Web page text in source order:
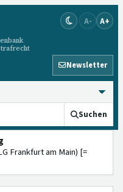
A- A+
Newsletter
Suchen
Frankfurt am Main) [=